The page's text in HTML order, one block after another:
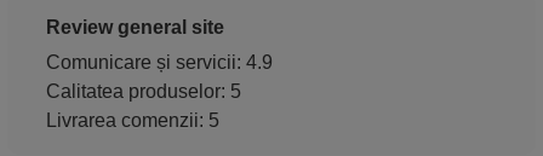
Review general site
Comunicare și servicii: 4.9
Calitatea produselor: 5
Livrarea comenzii: 5